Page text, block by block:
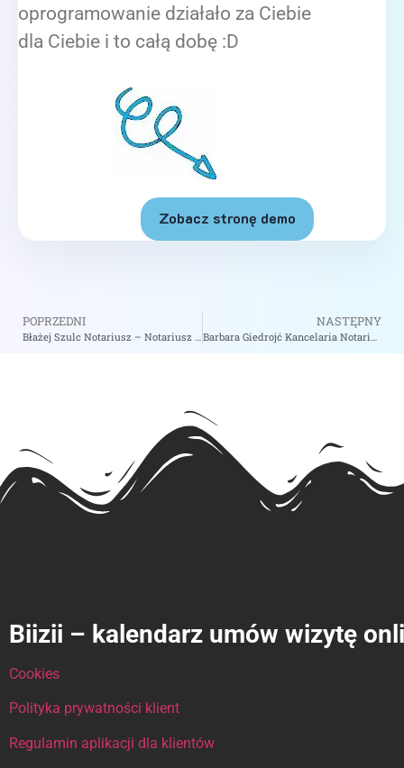
oprogramowanie działało za Ciebie
dla Ciebie i to całą dobę :D
Zobacz stronę demo
POPRZEDNI NASTĘPNY
Biizii – kalendarz umów wizytę
Cookies
Polityka prywatności klient
Regulamin aplikacji dla klientów